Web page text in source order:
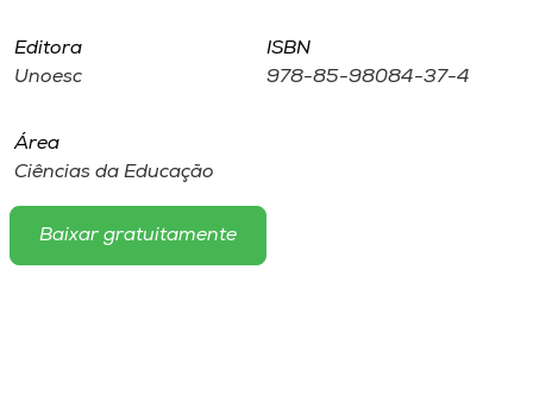
Editora
Unoesc
ISBN
978-85-98084-37-4
Área
Ciências da Educação
Baixar gratuitamente